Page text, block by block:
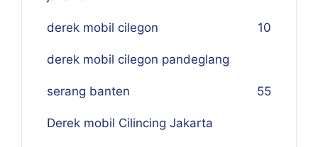
derek mobil cilegon 10
derek mobil cilegon pandeglang
serang banten 55
Derek mobil Cilincing Jakarta